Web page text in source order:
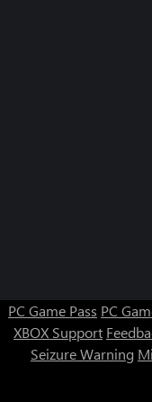
PC Game Pass PC
XBOX Support
Seizure Warning